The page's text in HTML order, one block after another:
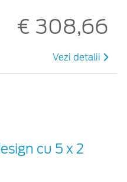
€ 308,66
Vezi detalii
cu 5 x 2